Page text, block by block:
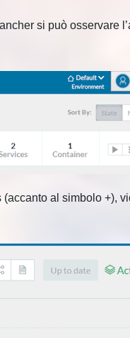
si può osservare
al simbolo +),